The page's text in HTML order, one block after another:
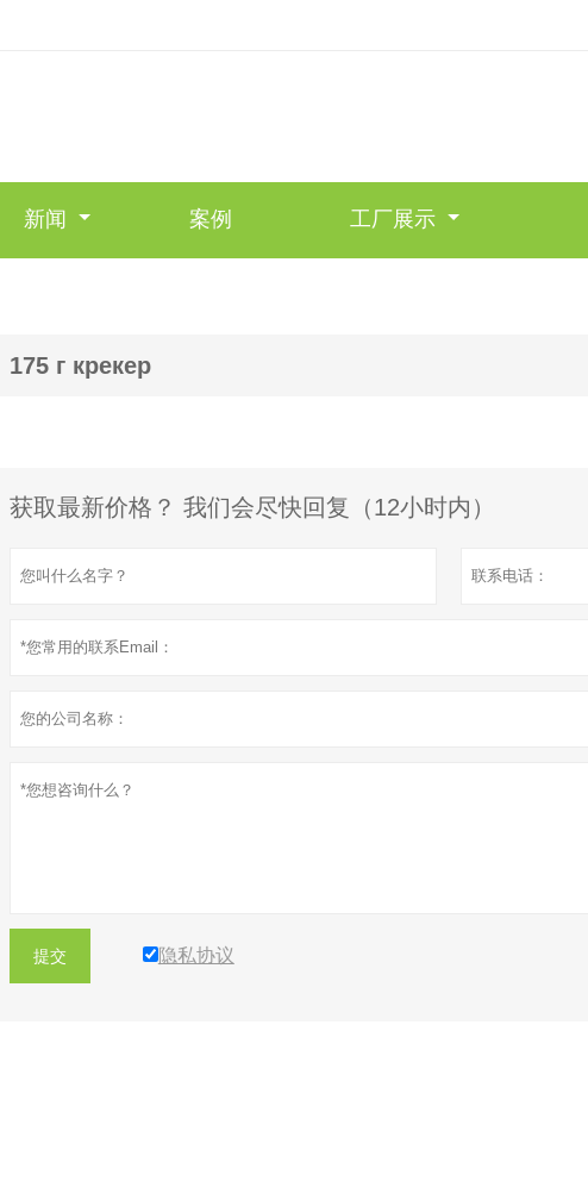
新闻 案例 工厂展示
175 г крекер
获取最新价格？ 我们会尽快回复（12小时内）
提交 隐私协议